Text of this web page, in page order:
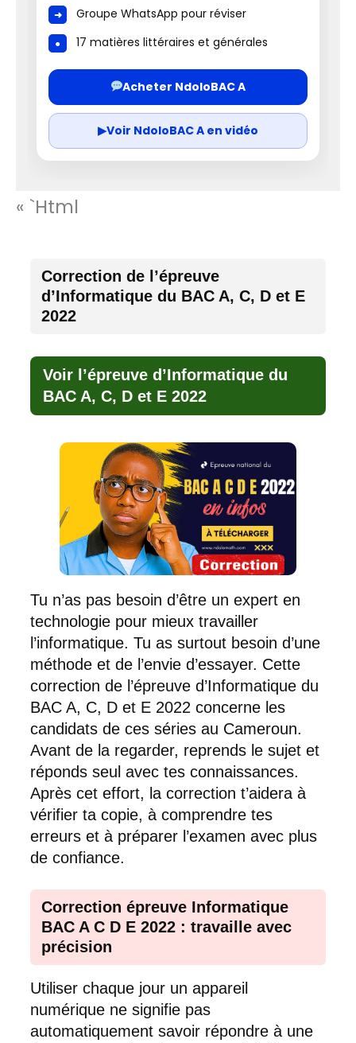
Groupe WhatsApp pour réviser
17 matières littéraires et générales
Acheter NdoloBAC A
▶Voir NdoloBAC A en vidéo
« `html
Correction de l’épreuve
d’Informatique du BAC A, C, D et E
2022
Voir l’épreuve d’Informatique du
BAC A, C, D et E 2022
Tu n’as pas besoin d’être un expert en
technologie pour mieux travailler
l’informatique. Tu as surtout besoin d’une
méthode et de l’envie d’essayer. Cette
correction de l’épreuve d’Informatique du
BAC A, C, D et E 2022 concerne les
candidats de ces séries au Cameroun.
Avant de la regarder, reprends le sujet et
réponds seul avec tes connaissances.
Après cet effort, la correction t’aidera à
vérifier ta copie, à comprendre tes
erreurs et à préparer l’examen avec plus
de confiance.
Correction épreuve Informatique
BAC A C D E 2022 : travaille avec
précision
Utiliser chaque jour un appareil
numérique ne signifie pas
automatiquement savoir répondre à une